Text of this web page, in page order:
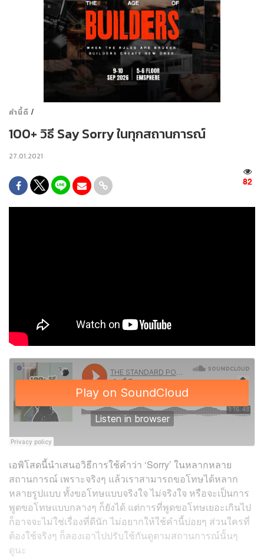
คำนี้ดี /
100+ วิธี Say Sorry ในทุกสถานการณ์
27.01.2021
82
เอพิโสดนี้นำเสนอวิธีการใช้คำว่า ‘Sorry’ ในหลากหลาย
สถานการณ์ เพราะจริงๆ แล้วเราสามารถขอโทษได้หลาก
หลายรูปแบบ ทั้งขอโทษแบบจริงใจ ไม่จริงใจ หรือจะเป็นการ
พูดขอโทษแบบกลางๆ ก็ยังได้ แต่การที่พูดขอโทษเยอะเกินไป
ก็อาจจะไม่ใช่เรื่องที่ดีนัก ไม่อยากให้ใช้คำนี้บ่อยๆ ส่วนใครที่
ต้องใช้จริงๆ ก็ลองเอาไปปรับใช้กันดูตามสถานการณ์นั้นๆ
ดูนะ